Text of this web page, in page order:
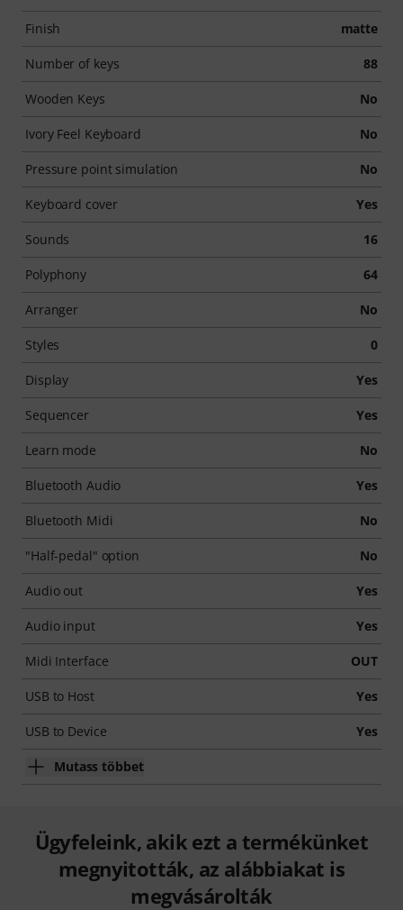
Finish matte
Number of keys 88
Wooden Keys No
Ivory Feel Keyboard No
Pressure point simulation No
Keyboard cover Yes
Sounds 16
Polyphony 64
Arranger No
Styles 0
Display Yes
Sequencer Yes
Learn mode No
Bluetooth Audio Yes
Bluetooth Midi No
"Half-pedal" option No
Audio out Yes
Audio input Yes
Midi Interface OUT
USB to Host Yes
USB to Device Yes
Mutass többet
Ügyfeleink, akik ezt a termékünket
megnyitották, az alábbiakat is
megvásárolták